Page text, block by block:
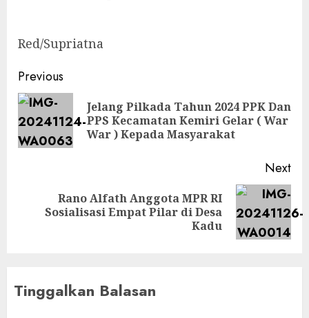
Red/Supriatna
Post
navigation
Previous
Jelang Pilkada Tahun 2024 PPK Dan
PPS Kecamatan Kemiri Gelar ( War
War ) Kepada Masyarakat
Next
Next
Rano Alfath Anggota MPR RI
Sosialisasi Empat Pilar di Desa
Kadu
Tinggalkan Balasan